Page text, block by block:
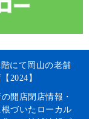
にて岡山の老舗
2024】
開店閉店情報・
づいたローカル